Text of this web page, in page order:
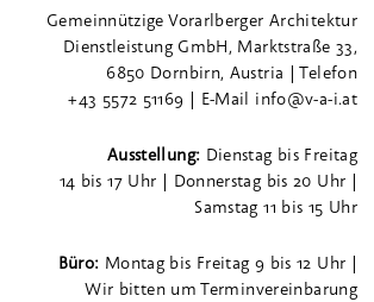
Gemeinnützige Vorarlberger Architektur
Dienstleistung GmbH, Marktstraße 33,
6850 Dornbirn, Austria | Telefon
+43 5572 51169 | E-Mail info@v-a-i.at
Ausstellung: Dienstag bis Freitag
14 bis 17 Uhr | Donnerstag bis 20 Uhr |
Samstag 11 bis 15 Uhr
Büro: Montag bis Freitag 9 bis 12 Uhr |
Wir bitten um Terminvereinbarung